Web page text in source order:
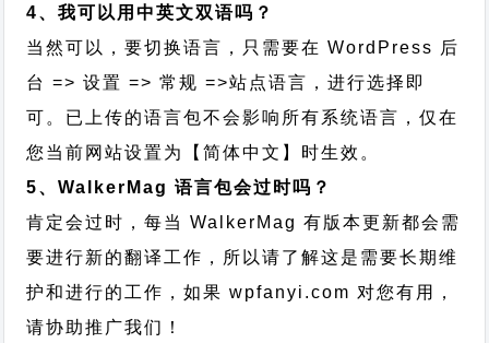
4、我可以用中英文双语吗？
当然可以，要切换语言，只需要在 WordPress 后
台 => 设置 => 常规 =>站点语言，进行选择即
可。已上传的语言包不会影响所有系统语言，仅在
您当前网站设置为【简体中文】时生效。
5、WalkerMag 语言包会过时吗？
肯定会过时，每当 WalkerMag 有版本更新都会需
要进行新的翻译工作，所以请了解这是需要长期维
护和进行的工作，如果 wpfanyi.com 对您有用，
请协助推广我们！